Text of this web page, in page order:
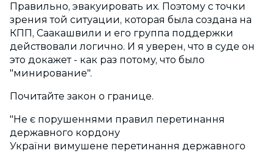
Правильно, эвакуировать их. Поэтому с точки
зрения той ситуации, которая была создана на
КПП, Саакашвили и его группа поддержки
действовали логично. И я уверен, что в суде он
это докажет - как раз потому, что было
"минирование".
Почитайте закон о границе.
"Не є порушеннями правил перетинання
державного кордону
України вимушене перетинання державного